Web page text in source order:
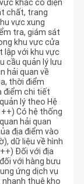
khác có diện
chất, trang
vực xung
tra, giám sát
khu vực cửa
lập với khu vực
cầu quản lý lưu
hải quan về
thời điểm
điểm chi tiết
lý theo Hệ
Có hệ thống
hải quan
địa điểm vào
dữ liệu về hình
Đối với địa
với hàng bưu
ứng dịch vụ
thuê kho